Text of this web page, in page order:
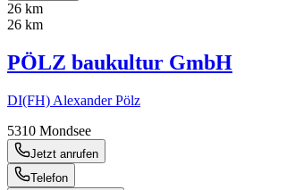
26 km
26 km
PÖLZ baukultur GmbH
DI(FH) Alexander Pölz
5310 Mondsee
Jetzt anrufen
Telefon